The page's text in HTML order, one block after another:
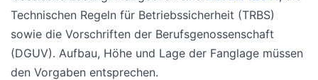
Technischen Regeln für Betriebssicherheit (TRBS)
sowie die Vorschriften der Berufsgenossenschaft
(DGUV). Aufbau, Höhe und Lage der Fanglage müssen
den Vorgaben entsprechen.